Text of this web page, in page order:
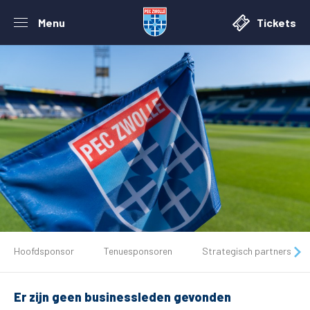
Menu Tickets
Tickets
Matchdays
Hoofdsponsor Tenuesponsoren Strategisch partners
Er zijn geen businessleden gevonden